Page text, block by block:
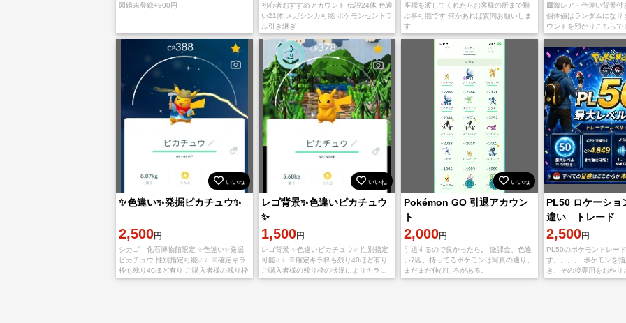
図鑑未登録+800円
初心者おすすめアカウント 伝説24体 色違
い21体 メガシンカ可能 ポケモンセントラ
ル引き継ぎ
座標を渡してくれたらお客様の所まで飛
ぶ事可能です 何かあれば質問お願いしま
す
🟥激レア・色違い背景付
個体値はランダムになり
ウントを預かりこちらで
す、 🟥個体値100%狙い
の方は砂が100万必要
いいね
✨色違い✨発掘ピカチュウ✨
2,500円
シカゴ 化石博物館限定 ✨色違い✨発掘
ピカチュウ 性別指定可能♂♀ ※確定キラ
枠も残り40ほど有り ご購入者様の残り枠
の状況によりキラに ならない可能性もあ
いいね
レゴ背景✨色違いピカチュウ
✨
1,500円
レゴ背景 ✨色違いピカチュウ✨ 性別指定
可能♂♀ ※確定キラ枠も残り40ほど有り
ご購入者様の残り枠の状況によりキラに
ならない可能性もあるので保証は出来ま
いいね
Pokémon GO 引退アカウン
ト
2,000円
引退するので良かったら。 微課金、色違
い7匹、持ってるポケモンは写真の通り、
まだまだ伸びしろがある。
PL50 ロケーシ
違い トレード
2,500円
PL50のポケモントレー
す。。。。 ポケモンを
き、その後専用をお作り
ます。 。。。。。 最低